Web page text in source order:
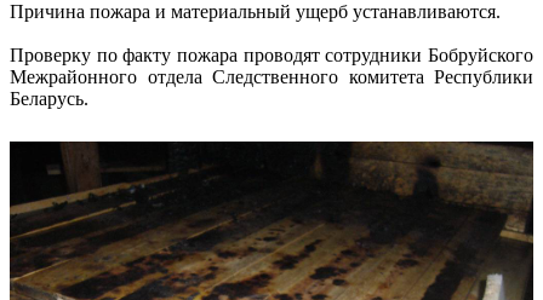
Причина пожара и материальный ущерб устанавливаются.
Проверку по факту пожара проводят сотрудники Бобруйского
Межрайонного отдела Следственного комитета Республики
Беларусь.